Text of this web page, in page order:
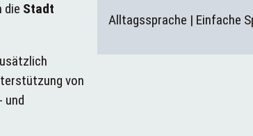
die Stadt
von
und
Alltagssprache | Einfache